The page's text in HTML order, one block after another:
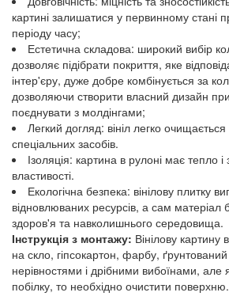
картині залишатися у первинному стані
періоду часу;
Естетична складова: широкий вибір
дозволяє підібрати покриття, яке
інтер'єру, дуже добре комбінується за
дозволяючи створити власний дизайн
поєднувати з молдінгами;
Легкий догляд: вініл легко
спеціальних засобів.
Ізоляція: картина в рулоні має тепло і
властивості.
Екологічна безпека: вінілову плитку
відновлюваних ресурсів, а сам матеріал
здоров'я та навколишнього середовища.
Інструкція з монтажу: Вінілову картину
на скло, гіпсокартон, фарбу,
нерівностями і дрібними вибоїнами,
побілку, то необхідно очистити поверхню.